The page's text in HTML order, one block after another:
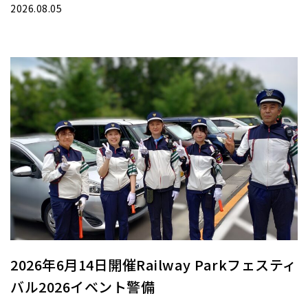
2026.08.05
2026年6月14日開催Railway Parkフェスティ
バル2026イベント警備